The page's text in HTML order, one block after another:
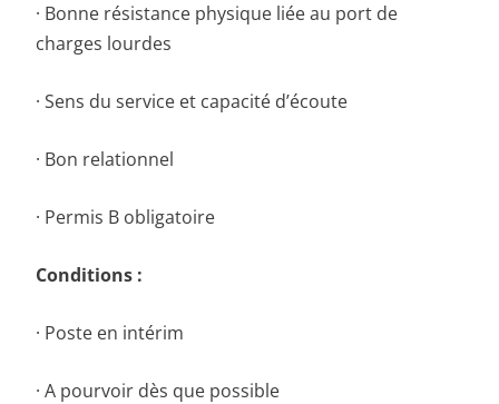
· Bonne résistance physique liée au port de
charges lourdes
· Sens du service et capacité d’écoute
· Bon relationnel
· Permis B obligatoire
Conditions :
· Poste en intérim
· A pourvoir dès que possible